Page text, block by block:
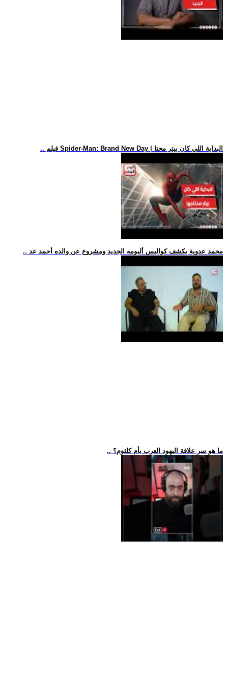
.. فيلم Spider-Man: Brand New Day | البداية اللي كان بيتر محتا
.. محمد عدوية يكشف كواليس ألبومه الجديد ومشروع عن والده أحمد عد
.. ما هو سر علاقة اليهود العرب بأم كلثوم؟